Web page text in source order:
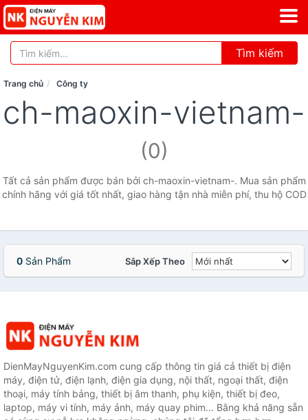
Tìm kiếm
Trang chủ Công ty
ch-maoxin-vietnam-
(0)
Tất cả sản phẩm được bán bởi ch-maoxin-vietnam-. Mua sản phẩm
chính hãng với giá tốt nhất, giao hàng tận nhà miễn phí, thu hộ COD
0 Sản Phẩm Sắp Xếp Theo
DienMayNguyenKim.com cung cấp thông tin giá cả thiết bị điện
máy, điện tử, điện lạnh, điện gia dụng, nội thất, ngoại thất, điện
thoại, máy tính bảng, thiết bị âm thanh, phụ kiện, thiết bị đeo,
laptop, máy vi tính, máy ảnh, máy quay phim... Bằng khả năng sẵn